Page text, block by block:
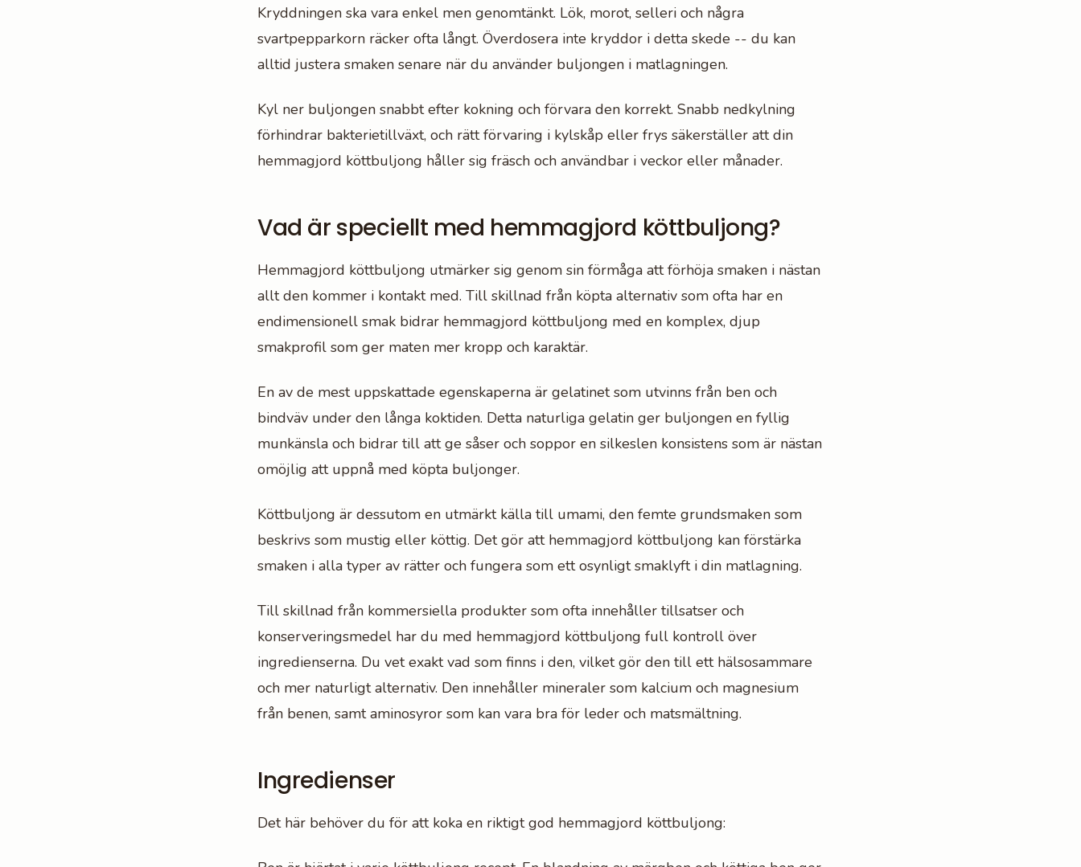
Kryddningen ska vara enkel men genomtänkt. Lök, morot, selleri och några
svartpepparkorn räcker ofta långt. Överdosera inte kryddor i detta skede -- du kan
alltid justera smaken senare när du använder buljongen i matlagningen.
Kyl ner buljongen snabbt efter kokning och förvara den korrekt. Snabb nedkylning
förhindrar bakterietillväxt, och rätt förvaring i kylskåp eller frys säkerställer att din
hemmagjord köttbuljong håller sig fräsch och användbar i veckor eller månader.
Vad är speciellt med hemmagjord köttbuljong?
Hemmagjord köttbuljong utmärker sig genom sin förmåga att förhöja smaken i nästan
allt den kommer i kontakt med. Till skillnad från köpta alternativ som ofta har en
endimensionell smak bidrar hemmagjord köttbuljong med en komplex, djup
smakprofil som ger maten mer kropp och karaktär.
En av de mest uppskattade egenskaperna är gelatinet som utvinns från ben och
bindväv under den långa koktiden. Detta naturliga gelatin ger buljongen en fyllig
munkänsla och bidrar till att ge såser och soppor en silkeslen konsistens som är nästan
omöjlig att uppnå med köpta buljonger.
Köttbuljong är dessutom en utmärkt källa till umami, den femte grundsmaken som
beskrivs som mustig eller köttig. Det gör att hemmagjord köttbuljong kan förstärka
smaken i alla typer av rätter och fungera som ett osynligt smaklyft i din matlagning.
Till skillnad från kommersiella produkter som ofta innehåller tillsatser och
konserveringsmedel har du med hemmagjord köttbuljong full kontroll över
ingredienserna. Du vet exakt vad som finns i den, vilket gör den till ett hälsosammare
och mer naturligt alternativ. Den innehåller mineraler som kalcium och magnesium
från benen, samt aminosyror som kan vara bra för leder och matsmältning.
Ingredienser
Det här behöver du för att koka en riktigt god hemmagjord köttbuljong: